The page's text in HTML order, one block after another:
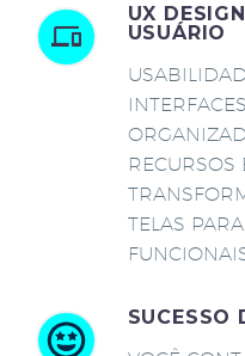
UX
USUÁRIO
RECURSOS
TELAS
SUCESSO